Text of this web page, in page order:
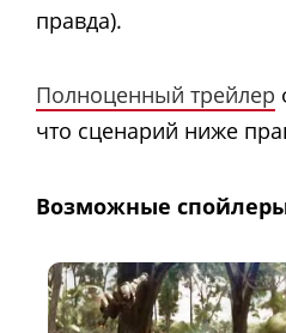
правда).
Полноценный трейлер
что сценарий ниже
Возможные